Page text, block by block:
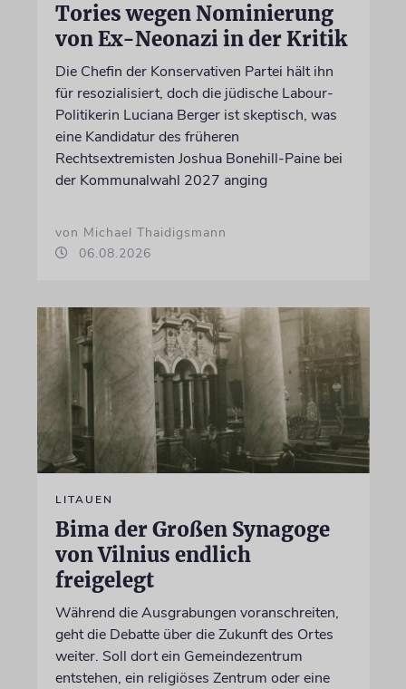
Tories wegen Nominierung
von Ex-Neonazi in der Kritik
Die Chefin der Konservativen Partei hält ihn
für resozialisiert, doch die jüdische Labour-
Politikerin Luciana Berger ist skeptisch, was
eine Kandidatur des früheren
Rechtsextremisten Joshua Bonehill-Paine bei
der Kommunalwahl 2027 anging
von Michael Thaidigsmann
06.08.2026
LITAUEN
Bima der Großen Synagoge
von Vilnius endlich
freigelegt
Während die Ausgrabungen voranschreiten,
geht die Debatte über die Zukunft des Ortes
weiter. Soll dort ein Gemeindezentrum
entstehen, ein religiöses Zentrum oder eine